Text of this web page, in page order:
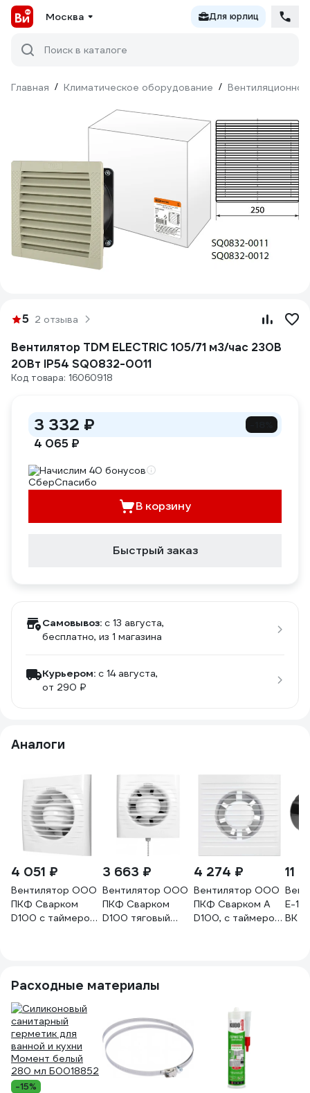
Москва Для юрлиц
Поиск в каталоге
Главная / Климатическое оборудование /
5 2 отзыва
Вентилятор TDM ELECTRIC 105/71 м3/час 230В
20Вт IP54 SQ0832-0011
Код товара: 16060918
3 332 ₽
4 065 ₽
Начислим 40 бонусов
В корзину
Быстрый заказ
Самовывоз: c 13 августа,
бесплатно, из 1 магазина
Курьером: c 14 августа,
от 290 ₽
Аналоги
4 051 ₽
Вентилятор ООО
ПКФ Сварком
D100 с таймером,
3 663 ₽
Вентилятор ООО
ПКФ Сварком
D100 тяговый
4 274 ₽
Вентилятор ООО
ПКФ Сварком A
D100, с таймером,
11
E-
BK
Расходные материалы
-15%